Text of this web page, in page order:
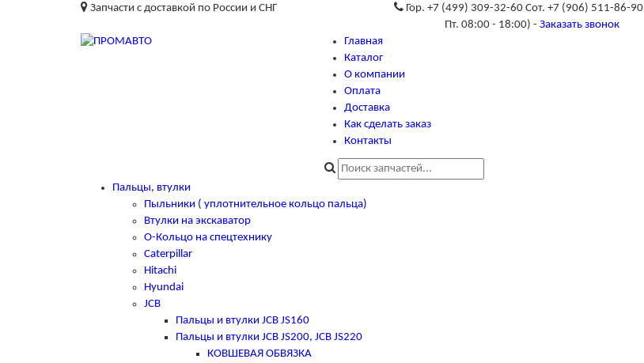
Запчасти с доставкой по России и СНГ Гор. +7 (499) 309-32-60 Сот. +7 (906) 511-86-90
Пт. 08:00 - 18:00) - Заказать звонок
Главная
Каталог
О компании
Оплата
Доставка
Как сделать заказ
Контакты
Пальцы, втулки
Пыльники ( уплотнительное кольцо пальца)
Втулки на экскаватор
О-Кольцо на спецтехнику
Caterpillar
Hitachi
Hyundai
JCB
Пальцы и втулки JCB JS160
Пальцы и втулки JCB JS200, JCB JS220
КОВШЕВАЯ ОБВЯЗКА